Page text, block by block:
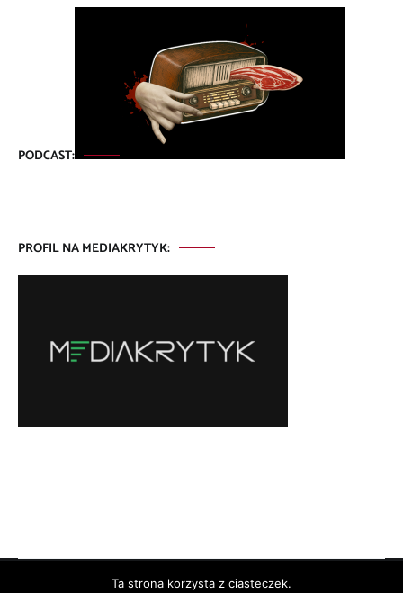
PODCAST:
PROFIL NA MEDIAKRYTYK:
Ta strona korzysta z ciasteczek.